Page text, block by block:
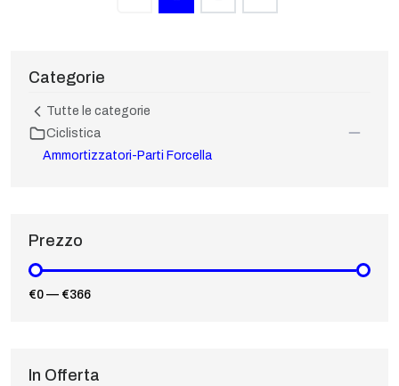
Categorie
Tutte le categorie
Ciclistica
Ammortizzatori-Parti Forcella
Prezzo
€0 — €366
In Offerta